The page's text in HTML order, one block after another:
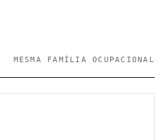
MESMA FAMÍLIA OCUPACIONAL